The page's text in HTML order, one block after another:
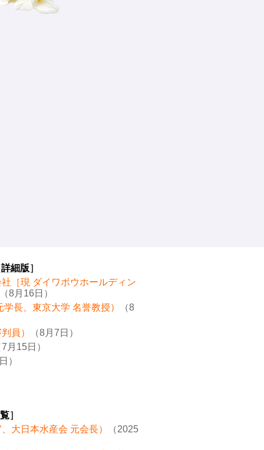
詳細版］
［現 ダイワボウホールディン
（8月16日）
長、東京大学 名誉教授）
（8
員）
（8月7日）
月15日）
）
］
大日本水産会 元会長）
（2025